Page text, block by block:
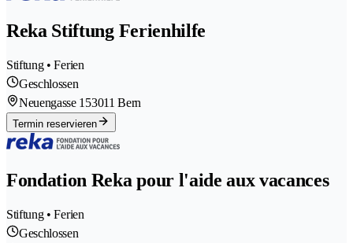
Reka Stiftung Ferienhilfe
Stiftung • Ferien
Geschlossen
Neuengasse 153011 Bern
Termin reservieren
Fondation Reka pour l'aide aux vacances
Stiftung • Ferien
Geschlossen